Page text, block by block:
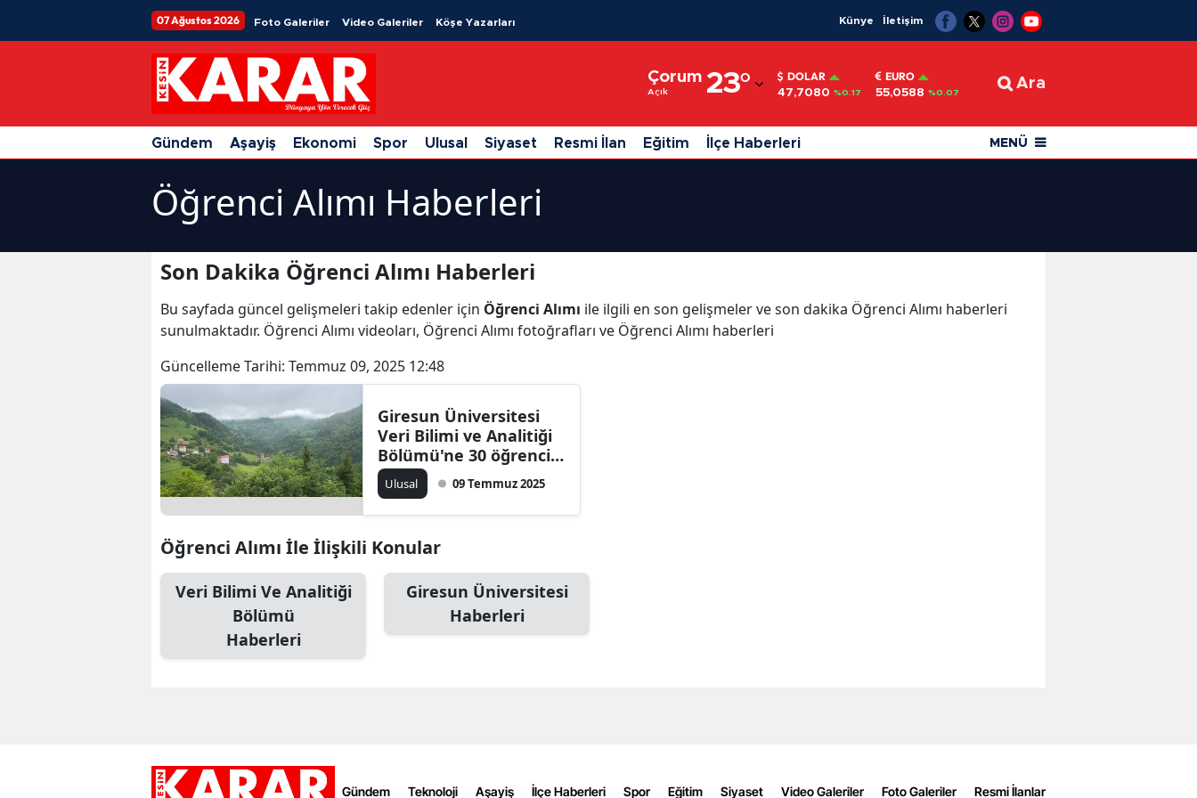
07 Ağustos 2026 Foto Galeriler Video Galeriler Köşe Yazarları Künye İletişim
Çorum
Açık 23°
Adıyaman
Afyonkarahisar
Ağrı
Artvin
Diyarbakır
DOLAR
47,7080 %0.17
EURO
55,0588 %0.07
Ara
Gündem Aşayiş Ekonomi Spor Ulusal Siyaset Resmi İlan Eğitim İlçe Haberleri MENÜ
Öğrenci Alımı Haberleri
Son Dakika Öğrenci Alımı Haberleri
Bu sayfada güncel gelişmeleri takip edenler için Öğrenci Alımı ile ilgili en son gelişmeler ve son dakika Öğrenci Alımı haberleri
sunulmaktadır. Öğrenci Alımı videoları, Öğrenci Alımı fotoğrafları ve Öğrenci Alımı haberleri
Güncelleme Tarihi: Temmuz 09, 2025 12:48
Giresun Üniversitesi
Veri Bilimi ve Analitiği
Bölümü'ne 30 öğrenci
alınacak
Ulusal 09 Temmuz 2025
Öğrenci Alımı İle İlişkili Konular
Veri Bilimi Ve Analitiği
Bölümü
Haberleri
Giresun Üniversitesi
Haberleri
Gündem Teknoloji Aşayiş İlçe Haberleri Spor Eğitim Siyaset Video Galeriler Foto Galeriler Resmi İlanlar